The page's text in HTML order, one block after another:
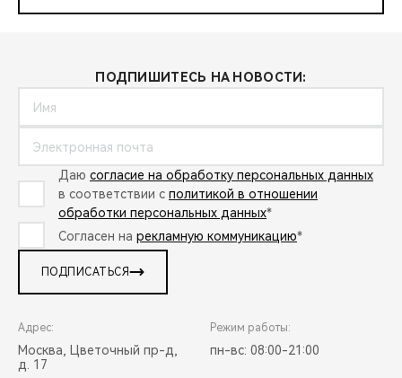
ПОДПИШИТЕСЬ НА НОВОСТИ:
Даю согласие на обработку персональных данных
в соответствии с политикой в отношении
обработки персональных данных*
Согласен на рекламную коммуникацию*
ПОДПИСАТЬСЯ
Адрес:
Москва, Цветочный пр-д,
д. 17
Режим работы:
пн-вс: 08:00-21:00